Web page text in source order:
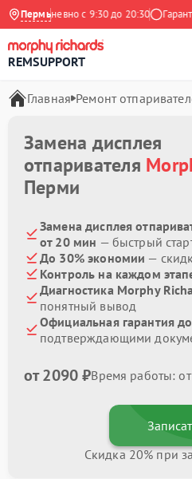
Пермь
Ежедневно с 9:30 до 20:30
REMSUPPORT
Главная Ремонт
Замена дисплея
отпаривателя
Перми
Замена дисплея
от 20 мин — быстрый
До 30% экономии —
Контроль на каждом
Диагностика Morphy
понятный вывод
Официальная гарантия
подтверждающими
от 2090 ₽Время работы:
Скидка 20% при